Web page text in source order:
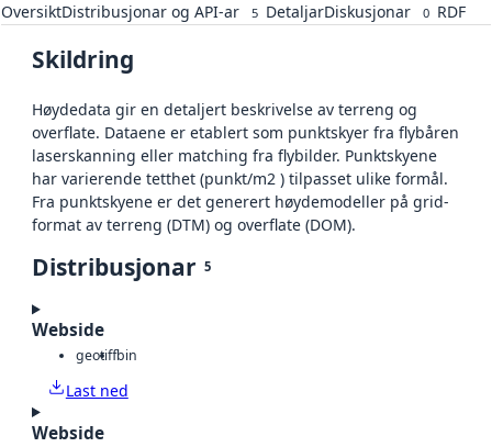
OversiktDistribusjonar og API-ar 5 DetaljarDiskusjonar 0 RDF
Skildring
Høydedata gir en detaljert beskrivelse av terreng og
overflate. Dataene er etablert som punktskyer fra flybåren
laserskanning eller matching fra flybilder. Punktskyene
har varierende tetthet (punkt/m2 ) tilpasset ulike formål.
Fra punktskyene er det generert høydemodeller på grid-
format av terreng (DTM) og overflate (DOM).
Distribusjonar 5
Webside
geotiffbin
Last ned
Webside